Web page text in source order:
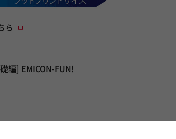
ら
編] EMICON-FUN!
種アプリケーション